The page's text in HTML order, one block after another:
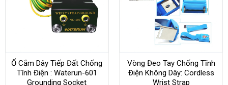
Ổ Cắm Dây Tiếp Đất Chống
Tĩnh Điện : Waterun-601
Grounding Socket
Vòng Đeo Tay Chống Tĩnh
Điện Không Dây: Cordless
Wrist Strap